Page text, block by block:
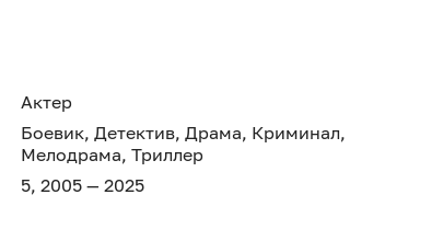
Актер
Боевик, Детектив, Драма, Криминал,
Мелодрама, Триллер
5, 2005 — 2025